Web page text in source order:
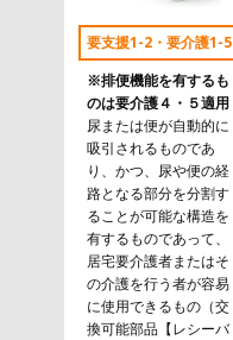
要支援1-2・要介護1-5
※排便機能を有するも
のは要介護４・５適用
尿または便が自動的に
吸引されるものであ
り、かつ、尿や便の経
路となる部分を分割す
ることが可能な構造を
有するものであって、
居宅要介護者またはそ
の介護を行う者が容易
に使用できるもの（交
換可能部品【レシーバ